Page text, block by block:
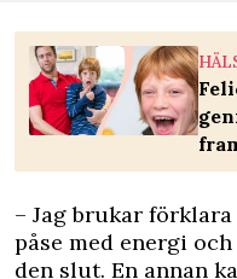
– Jag brukar
påse med energi
den slut. En annan